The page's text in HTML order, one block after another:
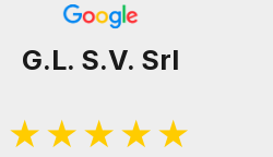
G.L. S.V. Srl